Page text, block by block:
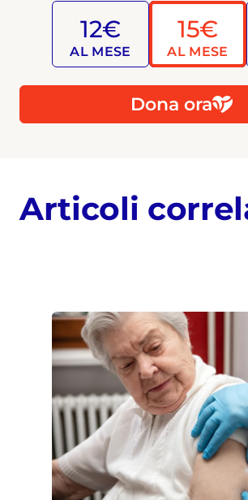
12€
AL MESE
15€
AL MESE
Dona ora
Articoli